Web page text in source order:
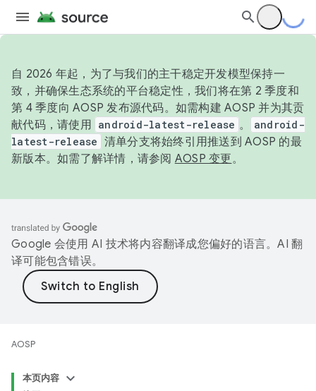
自 2026 年起，为了与我们的主干稳定开发模型保持一
致，并确保生态系统的平台稳定性，我们将在第 2 季度和
第 4 季度向 AOSP 发布源代码。如需构建 AOSP 并为其贡
献代码，请使用 android-latest-release 。
android-
latest-release 清单分支将始终引用推送到 AOSP 的最
新版本。如需了解详情，请参阅 AOSP 变更。
Google 会使用 AI 技术将内容翻译成您偏好的语言。AI 翻
译可能包含错误。
AOSP
本页内容